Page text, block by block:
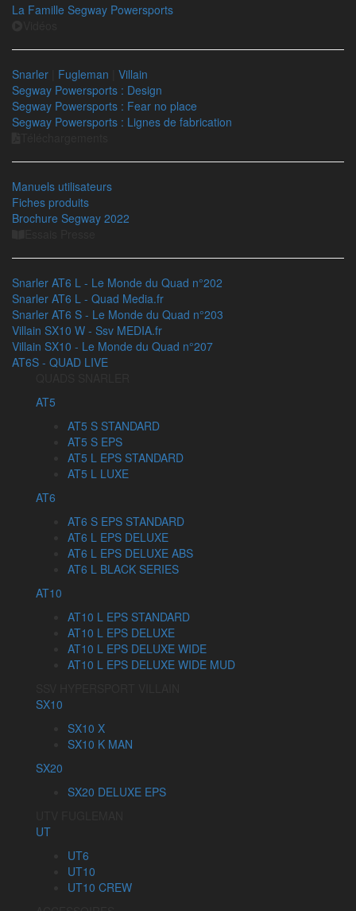
La Famille Segway Powersports
Snarler Fugleman
Villain
Segway Powersports : Design
Segway Powersports : Fear no place
Segway Powersports : Lignes de fabrication
Manuels utilisateurs
Fiches produits
Brochure Segway 2022
Snarler AT6 L - Le Monde du Quad n°202
Snarler AT6 L - Quad Media.fr
Snarler AT6 S - Le Monde du Quad n°203
Villain SX10 W - Ssv MEDIA.fr
Villain SX10 - Le Monde du Quad n°207
AT6S - QUAD LIVE
AT5
AT5 S STANDARD
AT5 S EPS
AT5 L EPS STANDARD
AT5 L LUXE
AT6
AT6 S EPS STANDARD
AT6 L EPS DELUXE
AT6 L EPS DELUXE ABS
AT6 L BLACK SERIES
AT10
AT10 L EPS STANDARD
AT10 L EPS DELUXE
AT10 L EPS DELUXE WIDE
AT10 L EPS DELUXE WIDE MUD
SX10
SX10 X
SX10 K MAN
SX20
SX20 DELUXE EPS
UT
UT6
UT10
UT10 CREW